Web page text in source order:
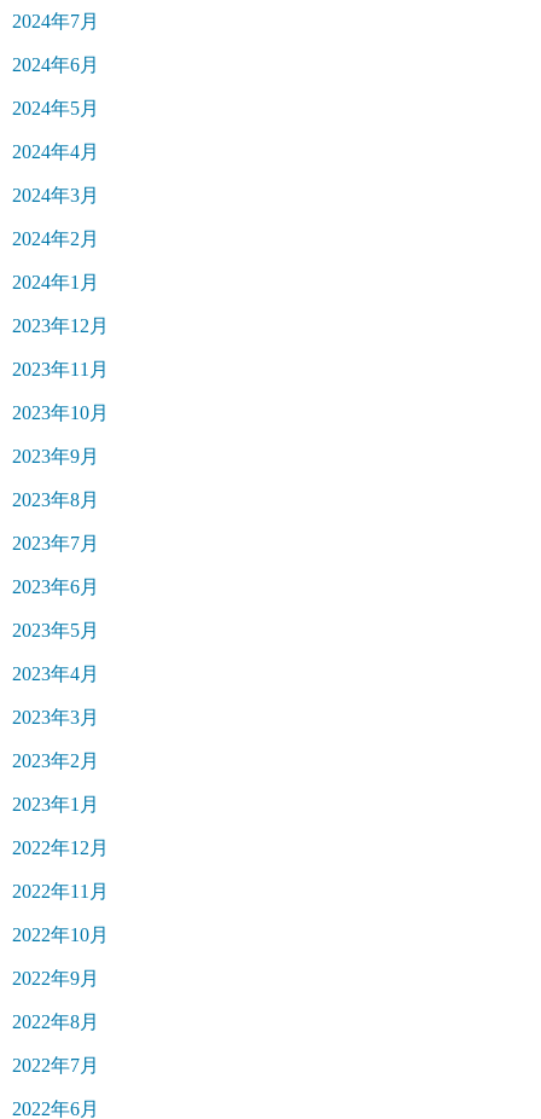
2024年7月
2024年6月
2024年5月
2024年4月
2024年3月
2024年2月
2024年1月
2023年12月
2023年11月
2023年10月
2023年9月
2023年8月
2023年7月
2023年6月
2023年5月
2023年4月
2023年3月
2023年2月
2023年1月
2022年12月
2022年11月
2022年10月
2022年9月
2022年8月
2022年7月
2022年6月